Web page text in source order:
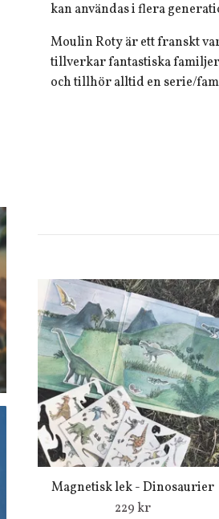
kan användas i flera
Moulin Roty är ett franskt
tillverkar fantastiska familjer
och tillhör alltid en serie/
Magnetisk lek - Dinosaurier
229 kr